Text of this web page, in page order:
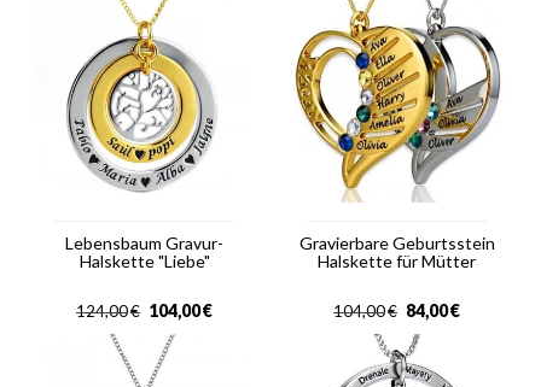
Lebensbaum Gravur-
Halskette "Liebe"
€
124,00 €
104,00
Gravierbare Geburtsstein
Halskette für Mütter
€
104,00 €
84,00